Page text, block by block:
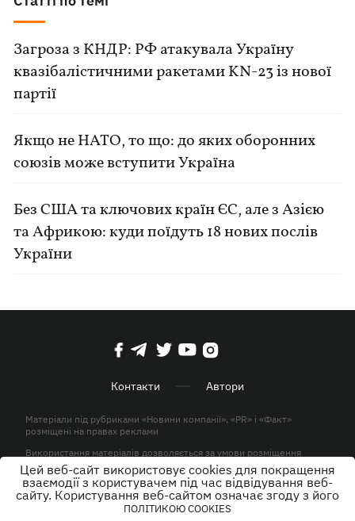
Загроза з КНДР: РФ атакувала Україну
квазібалістичними ракетами KN-23 із нової
партії
Якщо не НАТО, то що: до яких оборонних
союзів може вступити Україна
Без США та ключових країн ЄС, але з Азією
та Африкою: куди поїдуть 18 нових послів
України
Контакти Автори
Матеріали під рубриками «Новини компанії», «PR» і «Факт»
розміщені на правах реклами
Використання матеріалів дозволяється за умови розміщення
активного гіперпосилання на KP.UA в першому абзаці.
© ТОВ «ЮЛАВ МЕДІА» 2026. Всі права захищені.
Цей веб-сайт використовує cookies для покращення
взаємодії з користувачем під час відвідування веб-
сайту. Користування веб-сайтом означає згоду з його
ПОЛІТИКОЮ COOKIES